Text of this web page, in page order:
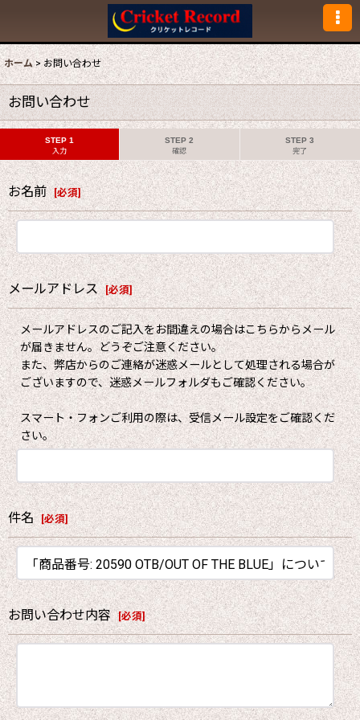
ホーム > お問い合わせ
お問い合わせ
STEP 1
入力
STEP 2
確認
STEP 3
完了
お名前 [必須]
メールアドレス [必須]
メールアドレスのご記入をお間違えの場合はこちらからメール
が届きません。どうぞご注意ください。
また、弊店からのご連絡が迷惑メールとして処理される場合が
ございますので、迷惑メールフォルダもご確認ください。
スマート・フォンご利用の際は、受信メール設定をご確認くだ
さい。
件名 [必須]
お問い合わせ内容 [必須]